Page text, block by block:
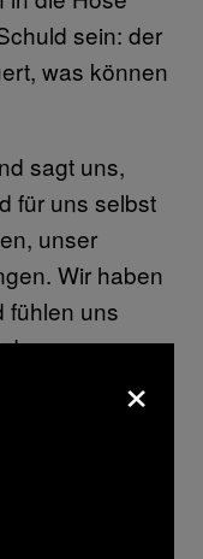
sein: der
was können
sagt uns,
für uns selbst
unser
Wir haben
fühlen uns
×